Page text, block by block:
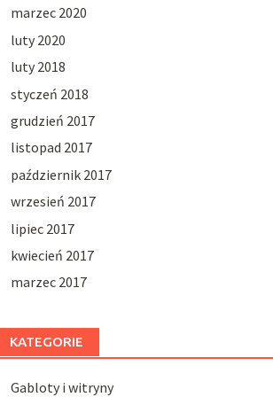
marzec 2020
luty 2020
luty 2018
styczeń 2018
grudzień 2017
listopad 2017
październik 2017
wrzesień 2017
lipiec 2017
kwiecień 2017
marzec 2017
KATEGORIE
Gabloty i witryny